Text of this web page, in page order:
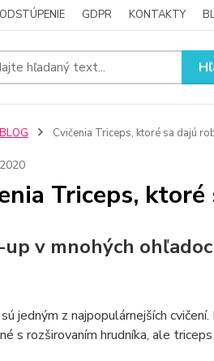
GDPR KONTAKTY
BLOG Cvičenia Triceps, ktoré sa dajú
2020
Triceps,
up v mnohých
jedným z najpopulárnejších
s rozširovaním hrudníka, ale